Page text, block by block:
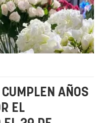
AÑOS
EL